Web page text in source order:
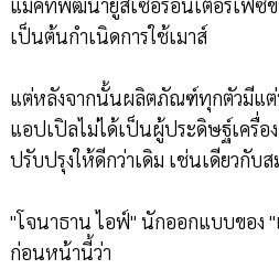
แมคที่พัฒนายูสเซอร์อินเตอร์เฟซ
เป็นต้นกำเนิดการใช้เมาส์
แต่หลังจากนั้นผลิตภัณฑ์ทุกตัวมีแต่
แอปเปิลไม่ได้เป็นผู้ประดิษฐ์เครื่อ
ปรับปรุงให้ดีกว่าเดิม เช่นเดียวกับ
"โจนาธาน ไอฟ์" นักออกแบบของ
ก่อนหน้านี้ว่า